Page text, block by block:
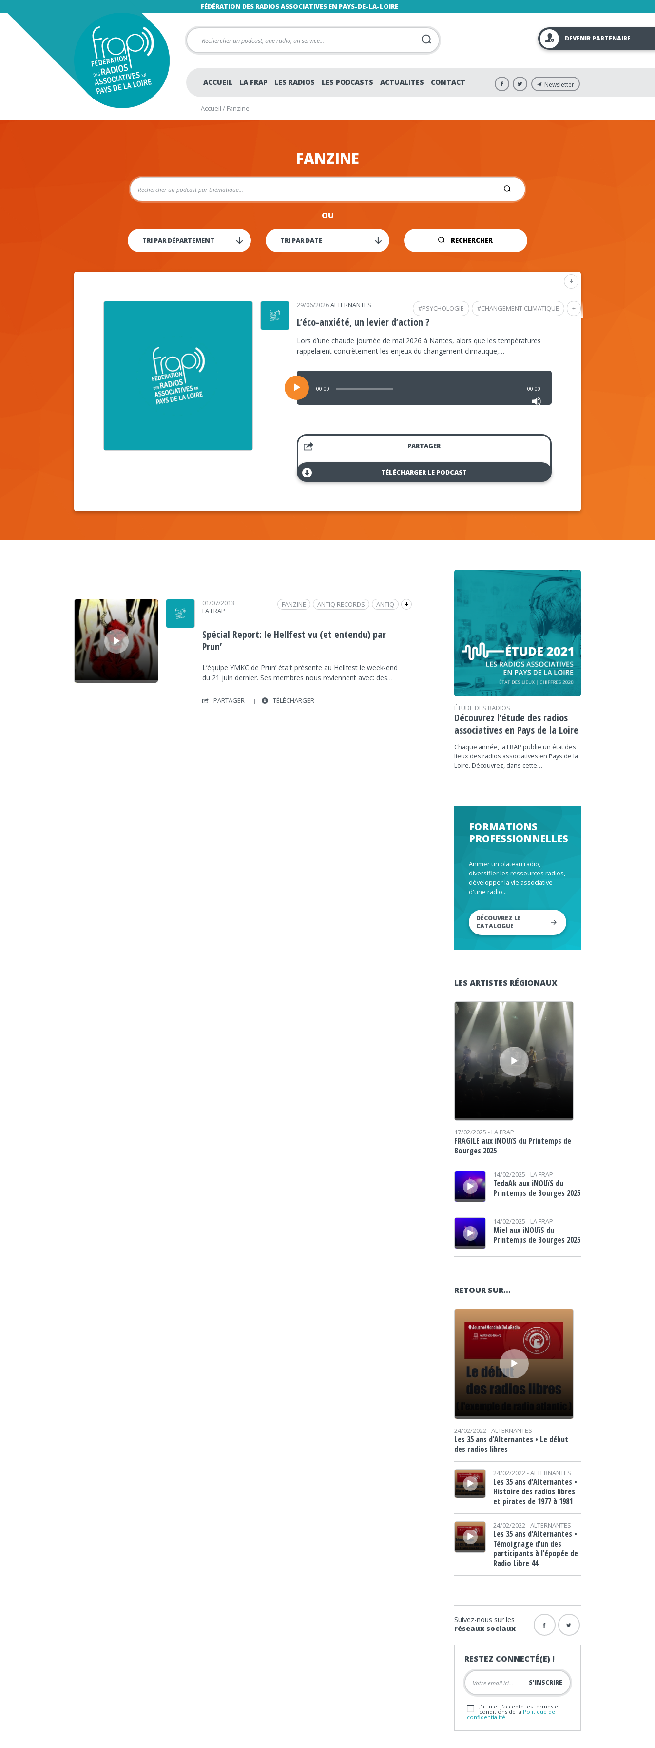
FÉDÉRATION DES RADIOS ASSOCIATIVES EN PAYS-DE-LA-LOIRE
DEVENIR PARTENAIRE
ACCUEIL LA FRAP LES RADIOS LES PODCASTS ACTUALITÉS CONTACT Newsletter
Accueil / Fanzine
FANZINE
OU
RECHERCHER
+
+
#CHANGEMENT CLIMATIQUE
#PSYCHOLOGIE
29/06/2026ALTERNANTES
L’éco-anxiété, un levier d’action ?
Lors d’une chaude journée de mai 2026 à Nantes, alors que les températures
rappelaient concrètement les enjeux du changement climatique,…
Lecteur
audio
00:00 00:00
PARTAGER
TÉLÉCHARGER LE PODCAST
Lecteur audio
01/07/2013
LA FRAP
+
ANTIQ
ANTIQ RECORDS
FANZINE
MAGAZINE
METALUNA
PRUN'
THEORIA
Spécial Report: le Hellfest vu (et entendu) par
Prun’
L’équipe YMKC de Prun’ était présente au Hellfest le week-end
du 21 juin dernier. Ses membres nous reviennent avec: des…
PARTAGER
TÉLÉCHARGER
ÉTUDE DES RADIOS
Découvrez l’étude des radios
associatives en Pays de la Loire
Chaque année, la FRAP publie un état des
lieux des radios associatives en Pays de la
Loire. Découvrez, dans cette…
FORMATIONS
PROFESSIONNELLES
Animer un plateau radio,
diversifier les ressources radios,
développer la vie associative
d'une radio...
DÉCOUVREZ LE
CATALOGUE
LES ARTISTES RÉGIONAUX
Lecteur audio
17/02/2025 - LA FRAP
FRAGILE aux iNOUïS du Printemps de
Bourges 2025
Lecteur audio
14/02/2025 - LA FRAP
TedaAk aux iNOUïS du
Printemps de Bourges 2025
Lecteur audio 14/02/2025 - LA FRAP
Miel aux iNOUïS du
Printemps de Bourges 2025
RETOUR SUR…
Lecteur audio
24/02/2022 -ALTERNANTES
Les 35 ans d’Alternantes • Le début
des radios libres
Lecteur audio
24/02/2022 -ALTERNANTES
Les 35 ans d’Alternantes •
Histoire des radios libres
et pirates de 1977 à 1981
Lecteur audio
24/02/2022 -ALTERNANTES
Les 35 ans d’Alternantes •
Témoignage d’un des
participants à l’épopée de
Radio Libre 44
Suivez-nous sur les
réseaux sociaux
RESTEZ CONNECTÉ(E) !
J'ai lu et j'accepte les termes et
conditions de la Politique de
confidentialité